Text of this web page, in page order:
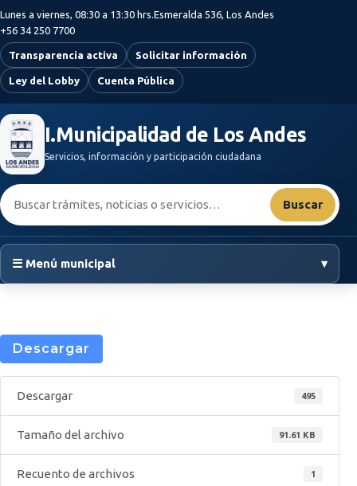
Saltar al contenido principal
Lunes a viernes, 08:30 a 13:30 hrs.Esmeralda 536, Los Andes
+56 34 250 7700
Transparencia activa Solicitar información
Ley del Lobby Cuenta Pública
I.Municipalidad de Los Andes
Servicios, información y participación ciudadana
Buscar:
Buscar
☰ Menú municipal ▾
Descargar
Descargar 495
Tamaño del archivo 91.61 KB
Recuento de archivos 1